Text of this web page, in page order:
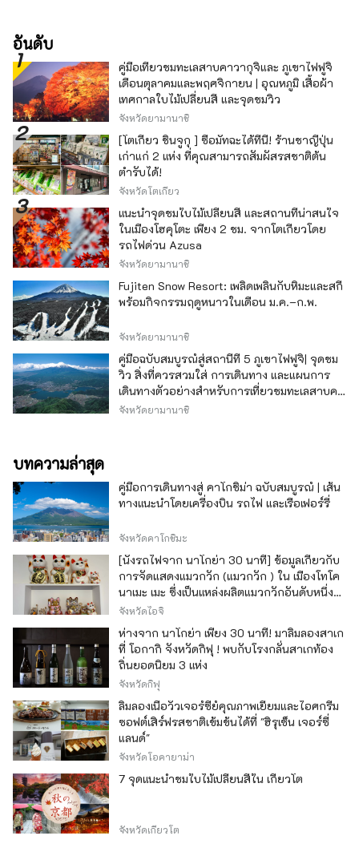
อันดับ
คู่มือเที่ยวชมทะเลสาบคาวากุจิและ ภูเขาไฟฟูจิ
เดือนตุลาคมและพฤศจิกายน | อุณหภูมิ เสื้อผ้า
เทศกาลใบไม้เปลี่ยนสี และจุดชมวิว
จังหวัดยามานาชิ
[โตเกียว ชินจูกุ ] ซื้อมัทฉะได้ที่นี่! ร้านชาญี่ปุ่น
เก่าแก่ 2 แห่ง ที่คุณสามารถสัมผัสรสชาติต้น
ตำรับได้!
จังหวัดโตเกียว
แนะนำจุดชมใบไม้เปลี่ยนสี และสถานที่น่าสนใจ
ในเมืองโฮคุโตะ เพียง 2 ชม. จากโตเกียวโดย
รถไฟด่วน Azusa
จังหวัดยามานาชิ
Fujiten Snow Resort: เพลิดเพลินกับหิมะและสกี
พร้อมกิจกรรมฤดูหนาวในเดือน ม.ค.–ก.พ.
จังหวัดยามานาชิ
คู่มือฉบับสมบูรณ์สู่สถานีที่ 5 ภูเขาไฟฟูจิ| จุดชม
วิว สิ่งที่ควรสวมใส่ การเดินทาง และแผนการ
เดินทางตัวอย่างสำหรับการเที่ยวชมทะเลสาบคา
วากุจิ
จังหวัดยามานาชิ
บทความล่าสุด
คู่มือการเดินทางสู่ คาโกชิม่า ฉบับสมบูรณ์ | เส้น
ทางแนะนำโดยเครื่องบิน รถไฟ และเรือเฟอร์รี่
จังหวัดคาโกชิมะ
[นั่งรถไฟจาก นาโกย่า 30 นาที] ข้อมูลเกี่ยวกับ
การจัดแสดงแมวกวัก (แมวกวัก ) ใน เมืองโทโค
นาเมะ เมะ ซึ่งเป็นแหล่งผลิตแมวกวักอันดับหนึ่ง
ของญี่ปุ่น
จังหวัดไอจิ
ห่างจาก นาโกย่า เพียง 30 นาที! มาลิ้มลองสาเก
ที่ โอกากิ จังหวัดกิฟุ ! พบกับโรงกลั่นสาเกท้อง
ถิ่นยอดนิยม 3 แห่ง
จังหวัดกิฟุ
ลิ้มลองเนื้อวัวเจอร์ซีย์คุณภาพเยี่ยมและไอศกรีม
ซอฟต์เสิร์ฟรสชาติเข้มข้นได้ที่ "ฮิรุเซ็น เจอร์ซี่
แลนด์"
จังหวัดโอคายาม่า
7 จุดแนะนำชมใบไม้เปลี่ยนสีใน เกียวโต
จังหวัดเกียวโต